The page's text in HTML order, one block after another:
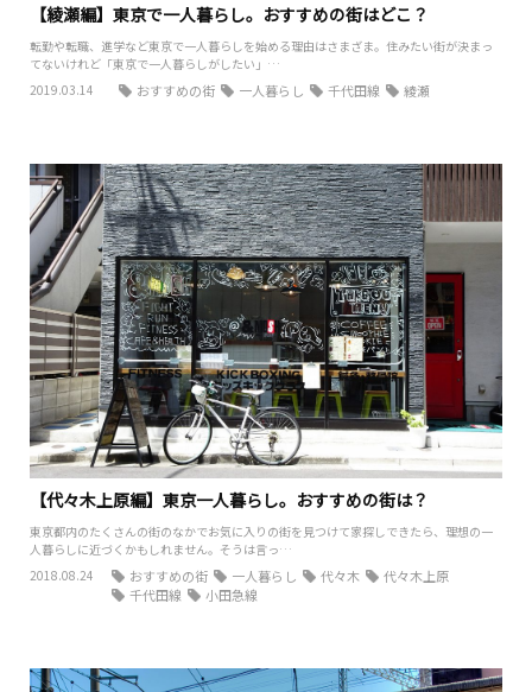
【綾瀬編】東京で一人暮らし。おすすめの街はどこ？
転勤や転職、進学など東京で一人暮らしを始める理由はさまざま。住みたい街が決まっ
てないけれど「東京で一人暮らしがしたい」…
2019.03.14
おすすめの街 一人暮らし 千代田線 綾瀬
【代々木上原編】東京一人暮らし。おすすめの街は？
東京都内のたくさんの街のなかでお気に入りの街を見つけて家探しできたら、理想の一
人暮らしに近づくかもしれません。そうは言っ…
2018.08.24
おすすめの街 一人暮らし 代々木
代々木上原
千代田線
小田急線